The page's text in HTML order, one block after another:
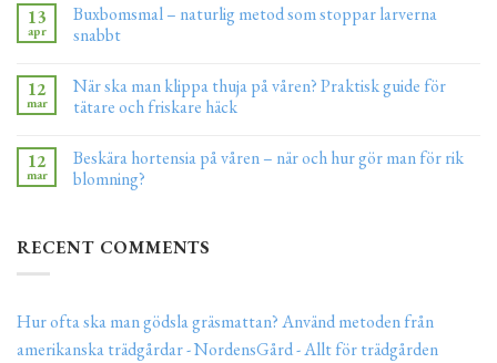
13
apr
Buxbomsmal – naturlig metod som stoppar larverna
snabbt
12
mar
När ska man klippa thuja på våren? Praktisk guide för
tätare och friskare häck
12
mar
Beskära hortensia på våren – när och hur gör man för rik
blomning?
RECENT COMMENTS
Hur ofta ska man gödsla gräsmattan? Använd metoden från
amerikanska trädgårdar - NordensGård - Allt för trädgården